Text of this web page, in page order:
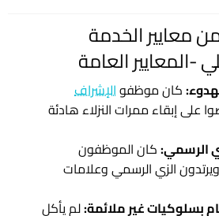
معايير الخدمة
-المعايير العامة
كان موظفوالإشراف
على إبقاء ممرات النزلاء هادئة
الرسمي:كان الموظفون
الزي الرسمي وعلامات
بسلوكيات غير ملائمة:لم يأكل